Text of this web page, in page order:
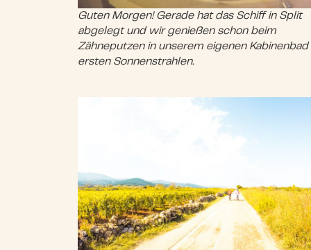
Guten Morgen! Gerade hat das Schiff in Split
abgelegt und wir genießen schon beim
Zähneputzen in unserem eigenen Kabinenbad
ersten Sonnenstrahlen.